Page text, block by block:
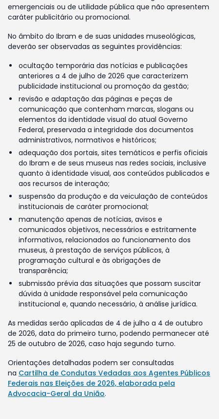
emergenciais ou de utilidade pública que não apresentem
caráter publicitário ou promocional.
No âmbito do Ibram e de suas unidades museológicas,
deverão ser observadas as seguintes providências:
ocultação temporária das notícias e publicações
anteriores a 4 de julho de 2026 que caracterizem
publicidade institucional ou promoção da gestão;
revisão e adaptação das páginas e peças de
comunicação que contenham marcas, slogans ou
elementos da identidade visual do atual Governo
Federal, preservada a integridade dos documentos
administrativos, normativos e históricos;
adequação dos portais, sites temáticos e perfis oficiais
do Ibram e de seus museus nas redes sociais, inclusive
quanto à identidade visual, aos conteúdos publicados e
aos recursos de interação;
suspensão da produção e da veiculação de conteúdos
institucionais de caráter promocional;
manutenção apenas de notícias, avisos e
comunicados objetivos, necessários e estritamente
informativos, relacionados ao funcionamento dos
museus, à prestação de serviços públicos, à
programação cultural e às obrigações de
transparência;
submissão prévia das situações que possam suscitar
dúvida à unidade responsável pela comunicação
institucional e, quando necessário, à análise jurídica.
As medidas serão aplicadas de 4 de julho a 4 de outubro
de 2026, data do primeiro turno, podendo permanecer até
25 de outubro de 2026, caso haja segundo turno.
Orientações detalhadas podem ser consultadas
na Cartilha de Condutas Vedadas aos Agentes Públicos
Federais nas Eleições de 2026, elaborada pela
Advocacia-Geral da União.